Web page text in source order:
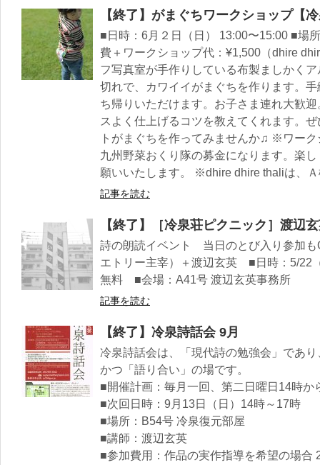
【終了】がまぐちワークショップ【
■日時：6月２日（日） 13:00〜15:00 ■場
費＋ワークショップ代：¥1,500（dhire
フ写真室が手作りしている布製ましかく
切れで、カワイイがまぐちを作ります。
ち帰りいただけます。お子さま連れ大歓
スよく仕上げるコツを教えてくれます。
トがまぐちを作ってみませんか♫ ※ワー
九州野菜おくり隊の募金になります。楽
願いいたします。 ※dhire dhire thaliは、
記事を読む
【終了】［冷泉荘ピクニック］渡辺
詩の朗読イベント 当日のとび入り参加
エトリー主宰）＋渡辺玄英 ■日時：5/22
無料 ■会場：A41号 渡辺玄英事務所
記事を読む
【終了】冷泉詩話会 9月
冷泉詩話会は、「現代詩の勉強会」であ
かつ「語り合い」の場です。
■開催計画：毎月一回、第二日曜日14時か
■次回日時：9月13日（日）14時～17時
■場所：B54号 冷泉復元部屋
■講師：渡辺玄英
■参加費用：作品の実作指導を希望の場合